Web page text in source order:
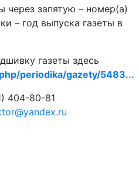
запятую – номер(а)
– год выпуска газеты в
газеты здесь
periodika/gazety/5483...
404-80-81